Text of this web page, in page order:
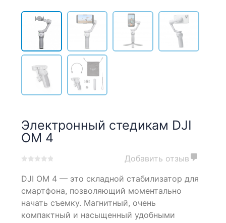
Электронный стедикам DJI
OM 4
out
based
on
customer
Добавить отзыв
DJI OM 4 — это складной стабилизатор для
смартфона, позволяющий моментально
начать съемку. Магнитный, очень
компактный и насыщенный удобными